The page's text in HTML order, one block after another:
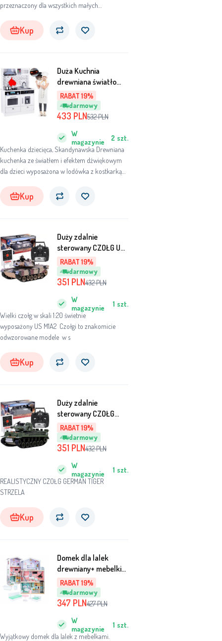
przeznaczony dla wszystkich małych
sumie trzy piętra, gdzie pierwsze i drugie piętro
łączy winda, a piętro drugie z trzecim łączą
Kup
RABAT 19%
darmowy
Duża Kuchnia
drewniana światło
dźwięk ZA3717
uniwersalny
Kuchenka dziecięca, Skandynawska Drewniana
kuchenka ze światłem i efektem dźwiękowym
dla dzieci wyposażona w lodówka z kostkarką
zlewozmywak, okap
W
magazynie
2 szt.
433 PLN532PLN
Kup
RABAT 19%
darmowy
Duży zdalnie
sterowany CZOŁG US
M1A2 RC0252MO
uniwersalny
Wielki czołg w skali 1:20 świetnie
wyposażony US M1A2 Czołgi to znakomicie
odwzorowane modele w s
W
magazynie
1 szt.
351 PLN432PLN
Kup
RABAT 19%
darmowy
Duży zdalnie
sterowany CZOŁG
German Tiger
RC0252ZI
uniwersalny
REALISTYCZNY CZOŁG GERMAN TIGER
STRZELA
W
magazynie
1 szt.
351 PLN432PLN
Kup
RABAT 19%
darmowy
Domek dla lalek
drewniany+ mebelki
pastelowy 117cm
Wyjątkowy domek dla lalek z mebelkami.
W
magazynie
1 szt.
347 PLN427PLN